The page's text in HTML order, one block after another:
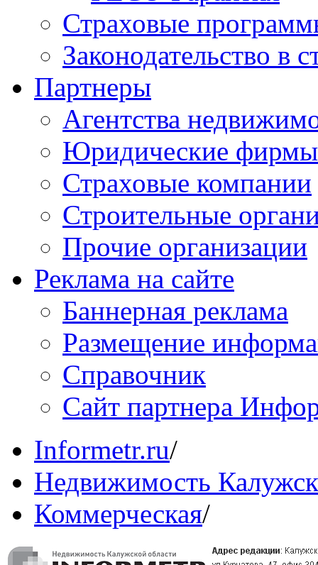
Страховые
Законодательство в
Партнеры
Агентства
Юридические фирмы
Страховые компании
Строительные
Прочие организации
Реклама на сайте
Баннерная реклама
Размещение
Справочник
Сайт партнера
Informetr.ru/
Недвижимость
Коммерческая/